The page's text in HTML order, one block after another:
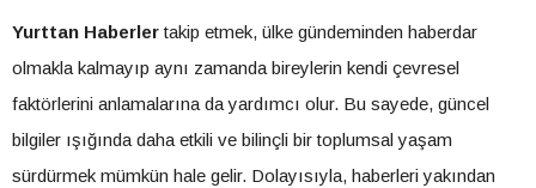
Yurttan Haberlertakip etmek, ülke gündeminden haberdar
olmakla kalmayıp aynı zamanda bireylerin kendi çevresel
faktörlerini anlamalarına da yardımcı olur. Bu sayede, güncel
bilgiler ışığında daha etkili ve bilinçli bir toplumsal yaşam
sürdürmek mümkün hale gelir. Dolayısıyla, haberleri yakından